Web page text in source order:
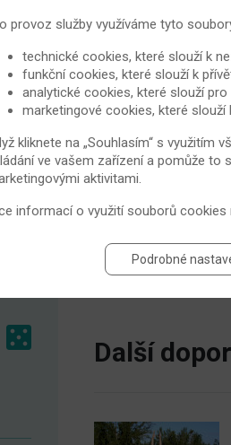
Kopřiva se využívá i
dokonce i v
i salátu.
Zdroj:
Hodnocení článku:
Další
provoz služby využíváme tyto
technické cookies, které slouží k
funkční cookies, které slouží k
analytické cookies, které slouží
marketingové cookies, které
kliknete na „Souhlasím“ s využitím
ve vašem zařízení a pomůže to
aktivitami.
informací o využití souborů cookies
Podrobné